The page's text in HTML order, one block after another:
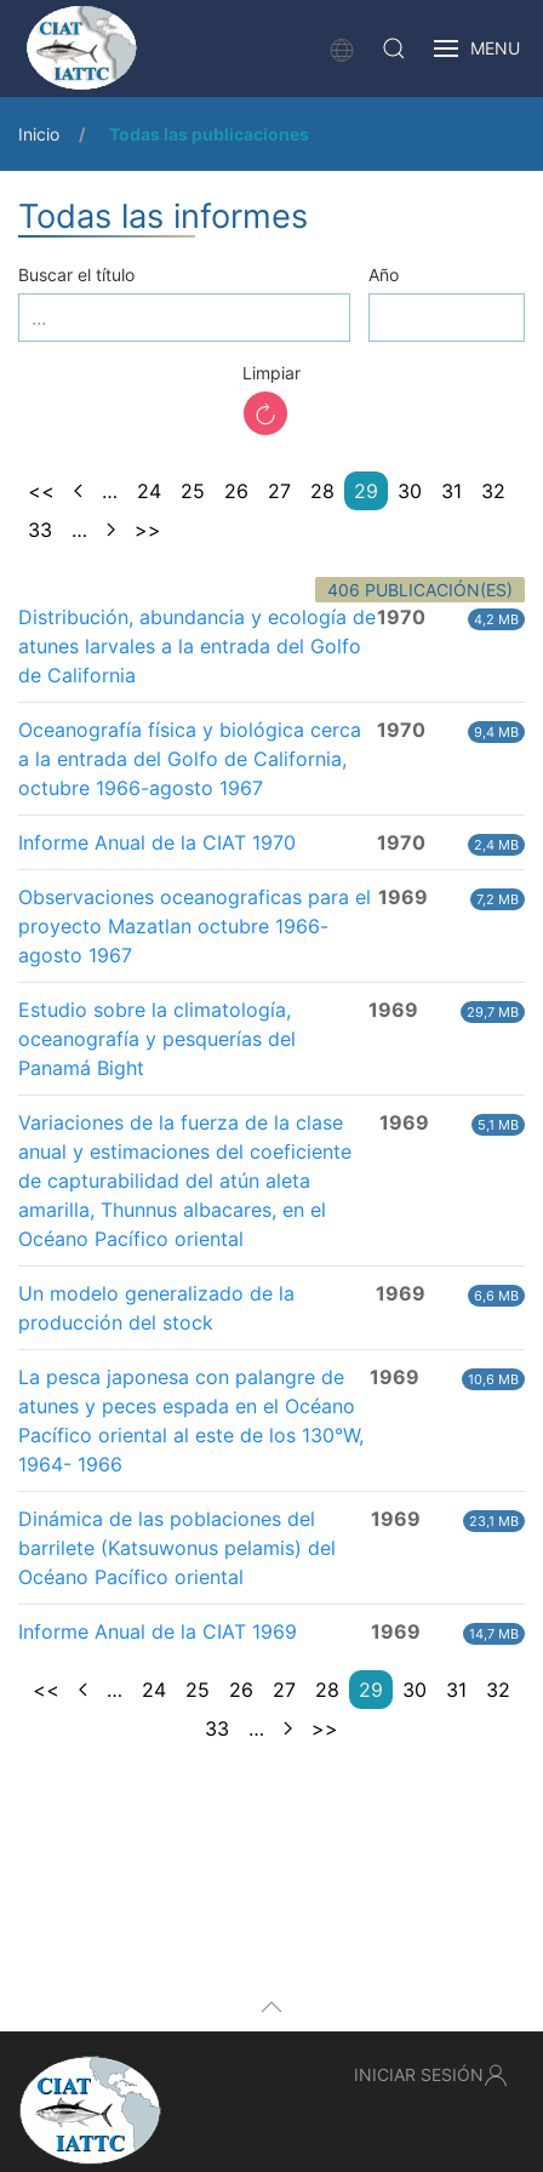
MENU
Inicio Todas las publicaciones
Todas las informes
Buscar el título Año
Limpiar
<< … 24 25 26 27 28 29 30 31
32
33
… >>
406 PUBLICACIÓN(ES)
Distribución, abundancia y ecología de
atunes larvales a la entrada del Golfo
de California
1970 4,2 MB
Oceanografía física y biológica cerca
a la entrada del Golfo de California,
octubre 1966-agosto 1967
1970 9,4 MB
Informe Anual de la CIAT 1970 1970 2,4 MB
Observaciones oceanograficas para el
proyecto Mazatlan octubre 1966-
agosto 1967
1969 7,2 MB
Estudio sobre la climatología,
oceanografía y pesquerías del
Panamá Bight
1969 29,7 MB
Variaciones de la fuerza de la clase
anual y estimaciones del coeficiente
de capturabilidad del atún aleta
amarilla, Thunnus albacares, en el
Océano Pacífico oriental
1969 5,1 MB
Un modelo generalizado de la
producción del stock
1969 6,6 MB
La pesca japonesa con palangre de
atunes y peces espada en el Océano
Pacífico oriental al este de los 130°W,
1964- 1966
1969 10,6 MB
Dinámica de las poblaciones del
barrilete (Katsuwonus pelamis) del
Océano Pacífico oriental
1969 23,1 MB
Informe Anual de la CIAT 1969 1969 14,7 MB
<< … 24 25 26 27 28 29 30 31
32
33
… >>
INICIAR SESIÓN